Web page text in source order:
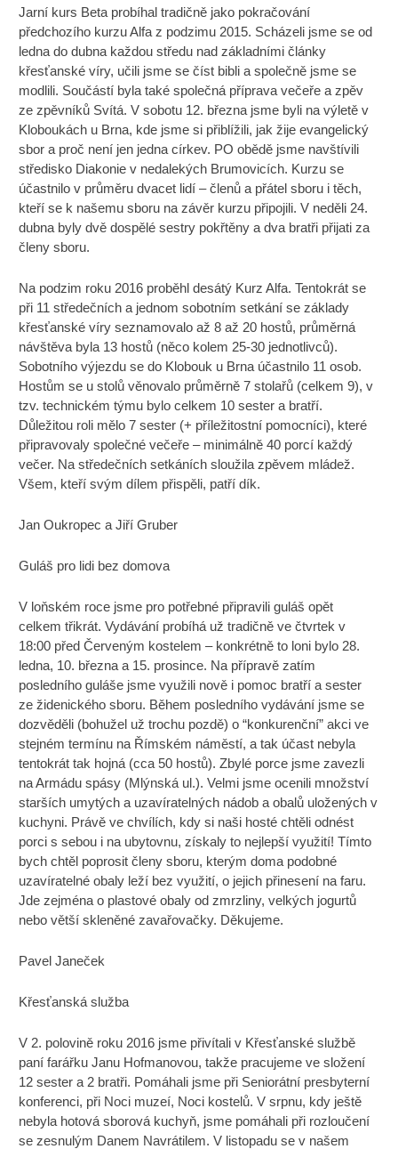
Jarní kurs Beta probíhal tradičně jako pokračování
předchozího kurzu Alfa z podzimu 2015. Scházeli jsme se od
ledna do dubna každou středu nad základními články
křesťanské víry, učili jsme se číst bibli a společně jsme se
modlili. Součástí byla také společná příprava večeře a zpěv
ze zpěvníků Svítá. V sobotu 12. března jsme byli na výletě v
Kloboukách u Brna, kde jsme si přiblížili, jak žije evangelický
sbor a proč není jen jedna církev. PO obědě jsme navštívili
středisko Diakonie v nedalekých Brumovicích. Kurzu se
účastnilo v průměru dvacet lidí – členů a přátel sboru i těch,
kteří se k našemu sboru na závěr kurzu připojili. V neděli 24.
dubna byly dvě dospělé sestry pokřtěny a dva bratři přijati za
členy sboru.
Na podzim roku 2016 proběhl desátý Kurz Alfa. Tentokrát se
při 11 středečních a jednom sobotním setkání se základy
křesťanské víry seznamovalo až 8 až 20 hostů, průměrná
návštěva byla 13 hostů (něco kolem 25-30 jednotlivců).
Sobotního výjezdu se do Klobouk u Brna účastnilo 11 osob.
Hostům se u stolů věnovalo průměrně 7 stolařů (celkem 9), v
tzv. technickém týmu bylo celkem 10 sester a bratří.
Důležitou roli mělo 7 sester (+ příležitostní pomocníci), které
připravovaly společné večeře – minimálně 40 porcí každý
večer. Na středečních setkáních sloužila zpěvem mládež.
Všem, kteří svým dílem přispěli, patří dík.
Jan Oukropec a Jiří Gruber
Guláš pro lidi bez domova
V loňském roce jsme pro potřebné připravili guláš opět
celkem třikrát. Vydávání probíhá už tradičně ve čtvrtek v
18:00 před Červeným kostelem – konkrétně to loni bylo 28.
ledna, 10. března a 15. prosince. Na přípravě zatím
posledního guláše jsme využili nově i pomoc bratří a sester
ze židenického sboru. Během posledního vydávání jsme se
dozvěděli (bohužel už trochu pozdě) o “konkurenční” akci ve
stejném termínu na Římském náměstí, a tak účast nebyla
tentokrát tak hojná (cca 50 hostů). Zbylé porce jsme zavezli
na Armádu spásy (Mlýnská ul.). Velmi jsme ocenili množství
starších umytých a uzavíratelných nádob a obalů uložených v
kuchyni. Právě ve chvílích, kdy si naši hosté chtěli odnést
porci s sebou i na ubytovnu, získaly to nejlepší využití! Tímto
bych chtěl poprosit členy sboru, kterým doma podobné
uzavíratelné obaly leží bez využití, o jejich přinesení na faru.
Jde zejména o plastové obaly od zmrzliny, velkých jogurtů
nebo větší skleněné zavařovačky. Děkujeme.
Pavel Janeček
Křesťanská služba
V 2. polovině roku 2016 jsme přivítali v Křesťanské službě
paní farářku Janu Hofmanovou, takže pracujeme ve složení
12 sester a 2 bratři. Pomáhali jsme při Seniorátní presbyterní
konferenci, při Noci muzeí, Noci kostelů. V srpnu, kdy ještě
nebyla hotová sborová kuchyň, jsme pomáhali při rozloučení
se zesnulým Danem Navrátilem. V listopadu se v našem